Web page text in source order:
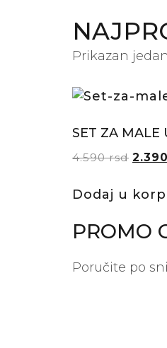
Prikazan
SET ZA MALE
4.590rsd 2.390
Dodaj u
PROMO
Poručite po